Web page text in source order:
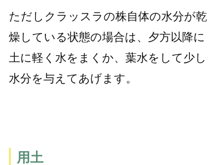
ただしクラッスラの株自体の水分が乾
燥している状態の場合は、夕方以降に
土に軽く水をまくか、葉水をして少し
水分を与えてあげます。
用土